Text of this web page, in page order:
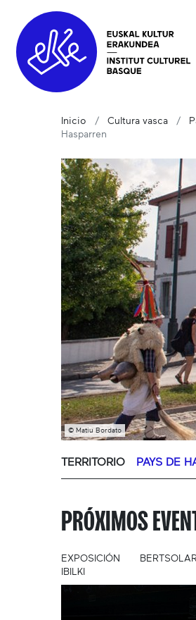
Inicio Cultura vasca
Hasparren
© Matiu Bordato
TERRITORIO PAYS DE
PRÓXIMOS
EXPOSICIÓN
IBILKI